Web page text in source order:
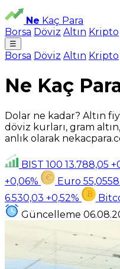
Ne Kaç Para
Borsa Döviz Altın Kripto
☰
Borsa Döviz Altın Kripto
Ne Kaç
Dolar ne kadar? Altın
döviz kurları, gram
anlık olarak
BIST 100 13.788,05
+0,06%
Euro 55,0558
6.530,03 +0,52%
Güncelleme